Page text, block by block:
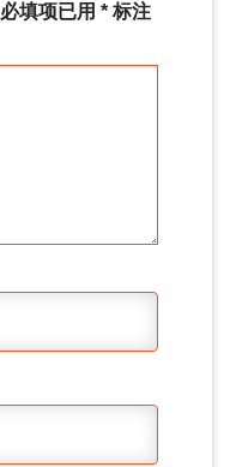
必填项已用 * 标注